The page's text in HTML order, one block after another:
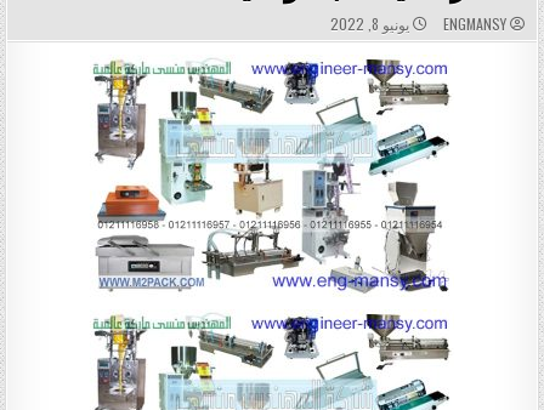
AUTHOR:
ENGMANSY
PUBLISHED DATE:
يونيو 8, 2022